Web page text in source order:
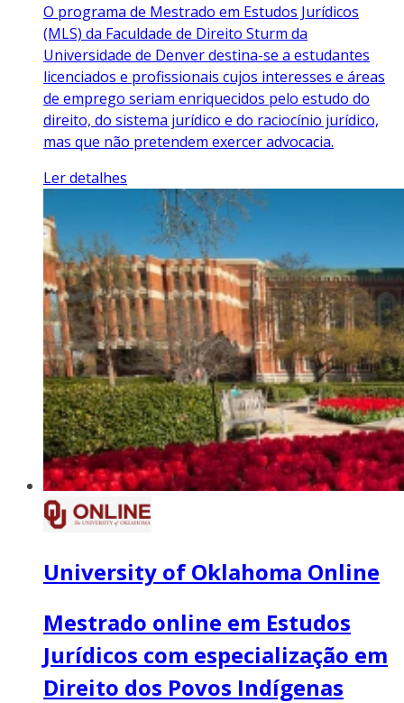
O programa de Mestrado em Estudos Jurídicos
(MLS) da Faculdade de Direito Sturm da
Universidade de Denver destina-se a estudantes
licenciados e profissionais cujos interesses e áreas
de emprego seriam enriquecidos pelo estudo do
direito, do sistema jurídico e do raciocínio jurídico,
mas que não pretendem exercer advocacia.
Ler detalhes
University of Oklahoma Online
Mestrado online em Estudos
Jurídicos com especialização em
Direito dos Povos Indígenas